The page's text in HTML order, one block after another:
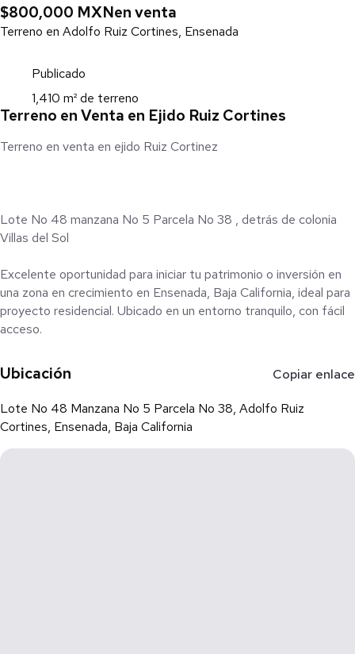
$800,000 MXNen venta
Terreno en Adolfo Ruiz Cortines, Ensenada
Publicado
1,410 m² de terreno
Terreno en Venta en Ejido Ruiz Cortines
Terreno en venta en ejido Ruiz Cortinez
Lote No 48 manzana No 5 Parcela No 38 , detrás de colonia
Villas del Sol
Excelente oportunidad para iniciar tu patrimonio o inversión en
una zona en crecimiento en Ensenada, Baja California, ideal para
proyecto residencial. Ubicado en un entorno tranquilo, con fácil
acceso.
Superficie de terreno: 1,410 M2
Precio : $800,000
Documentación: Cuenta con constancia de posesión ejidal.
¡Aprovecha esta oportunidad de inversión en una zona
Ubicación Copiar enlace
Lote No 48 Manzana No 5 Parcela No 38, Adolfo Ruiz
Cortines, Ensenada, Baja California